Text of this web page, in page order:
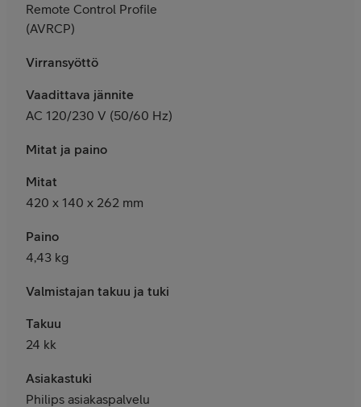
Remote Control Profile
(AVRCP)
Virransyöttö
Vaadittava jännite
AC 120/230 V (50/60 Hz)
Mitat ja paino
Mitat
420 x 140 x 262 mm
Paino
4,43 kg
Valmistajan takuu ja tuki
Takuu
24 kk
Asiakastuki
Philips asiakaspalvelu